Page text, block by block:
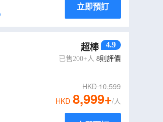
立即預訂
超棒 4.9
已售200+人 8則評價
HKD10,599
HKD 8,999+/人